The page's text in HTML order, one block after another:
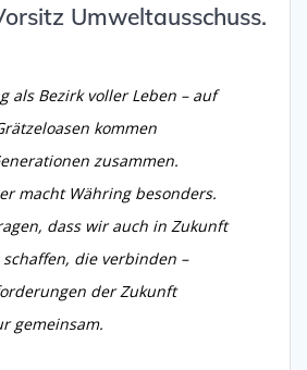
Umweltausschuss.
als Bezirk voller Leben – auf
kommen
zusammen.
macht Währing besonders.
dass wir auch in Zukunft
die verbinden –
der Zukunft
gemeinsam.